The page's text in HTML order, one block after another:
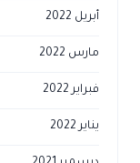
أبريل 2022
مارس 2022
فبراير 2022
يناير 2022